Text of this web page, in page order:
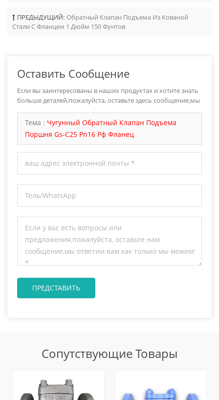
ПРЕДЫДУЩИЙ: Обратный Клапан Подъема Из Кованой
Стали С Фланцем 1 Дюйм 150 Фунтов
Оставить Сообщение
Если вы заинтересованы в наших продуктах и хотите знать
больше деталей,пожалуйста, оставьте здесь сообщение,мы
Тема : Чугунный Обратный Клапан Подъема
Поршня Gs-C25 Pn16 Рф Фланец
Сопутствующие Товары